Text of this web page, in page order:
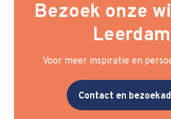
Bezoek onze
Leerdam
Voor meer inspiratie en
Contact en